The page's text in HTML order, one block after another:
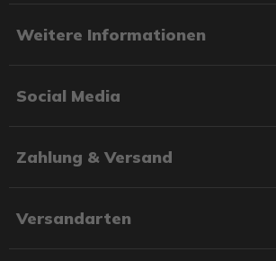
Weitere Informationen
Social Media
Zahlung & Versand
Versandarten